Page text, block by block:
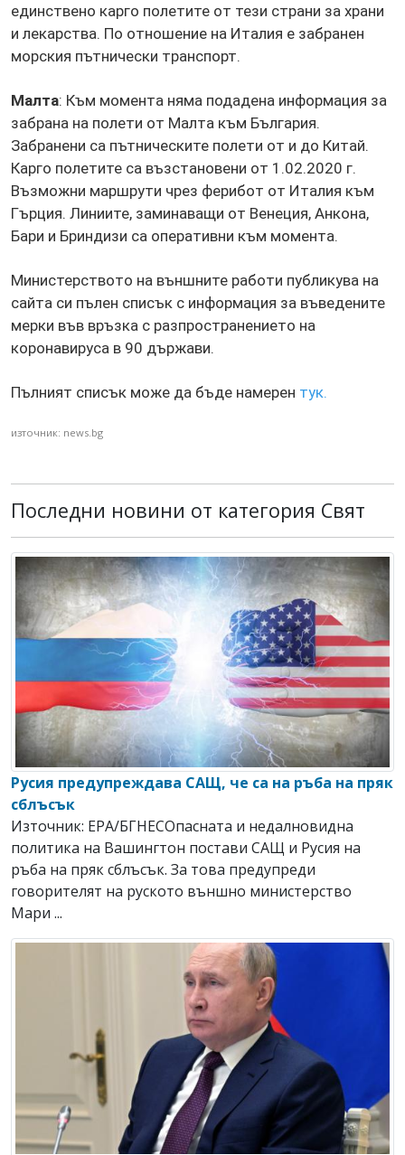
единствено карго полетите от тези страни за храни
и лекарства. По отношение на Италия е забранен
морския пътнически транспорт.
Малта: Към момента няма подадена информация за
забрана на полети от Малта към България.
Забранени са пътническите полети от и до Китай.
Карго полетите са възстановени от 1.02.2020 г.
Възможни маршрути чрез ферибот от Италия към
Гърция. Линиите, заминаващи от Венеция, Анкона,
Бари и Бриндизи са оперативни към момента.
Министерството на външните работи публикува на
сайта си пълен списък с информация за въведените
мерки във връзка с разпространението на
коронавируса в 90 държави.
Пълният списък може да бъде намерен тук.
източник: news.bg
Последни новини от категория Свят
Русия предупреждава САЩ, че са на ръба на пряк
сблъсък
Източник: EPA/БГНЕСОпасната и недалновидна
политика на Вашингтон постави САЩ и Русия на
ръба на пряк сблъсък. За това предупреди
говорителят на руското външно министерство
Мари ...